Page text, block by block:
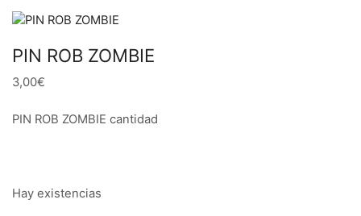
PIN ROB ZOMBIE
3,00€
PIN ROB ZOMBIE cantidad
Hay existencias